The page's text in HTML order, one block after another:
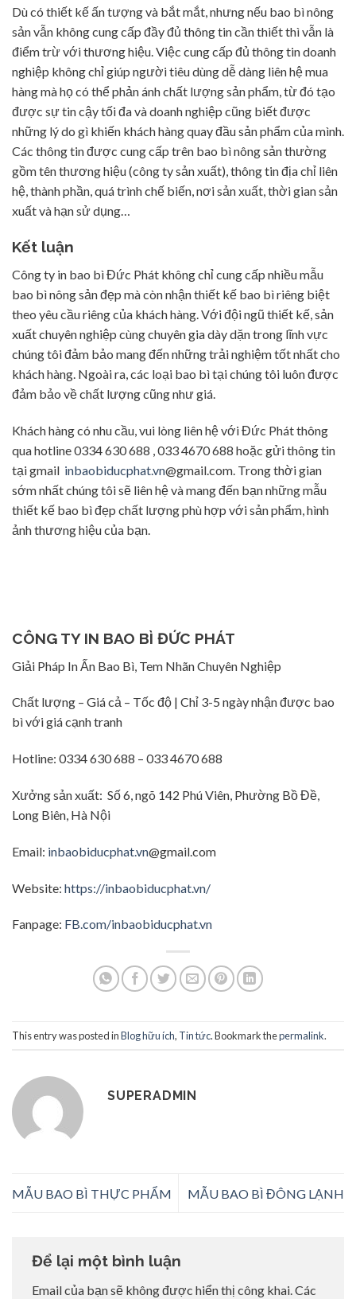
Dù có thiết kế ấn tượng và bắt mắt, nhưng nếu bao bì nông
sản vẫn không cung cấp đầy đủ thông tin cần thiết thì vẫn là
điểm trừ với thương hiệu. Việc cung cấp đủ thông tin doanh
nghiệp không chỉ giúp người tiêu dùng dễ dàng liên hệ mua
hàng mà họ có thể phản ánh chất lượng sản phẩm, từ đó tạo
được sự tin cậy tối đa và doanh nghiệp cũng biết được
những lý do gì khiến khách hàng quay đầu sản phẩm của mình.
Các thông tin được cung cấp trên bao bì nông sản thường
gồm tên thương hiệu (công ty sản xuất), thông tin địa chỉ liên
hệ, thành phần, quá trình chế biến, nơi sản xuất, thời gian sản
xuất và hạn sử dụng…
Kết luận
Công ty in bao bì Đức Phát không chỉ cung cấp nhiều mẫu
bao bì nông sản đẹp mà còn nhận thiết kế bao bì riêng biệt
theo yêu cầu riêng của khách hàng. Với đội ngũ thiết kế, sản
xuất chuyên nghiệp cùng chuyên gia dày dặn trong lĩnh vực
chúng tôi đảm bảo mang đến những trải nghiệm tốt nhất cho
khách hàng. Ngoài ra, các loại bao bì tại chúng tôi luôn được
đảm bảo về chất lượng cũng như giá.
Khách hàng có nhu cầu, vui lòng liên hệ với Đức Phát thông
qua hotline 0334 630 688 , 033 4670 688 hoặc gửi thông tin
tại gmail inbaobiducphat.vn@gmail.com. Trong thời gian
sớm nhất chúng tôi sẽ liên hệ và mang đến bạn những mẫu
thiết kế bao bì đẹp chất lượng phù hợp với sản phẩm, hình
ảnh thương hiệu của bạn.
CÔNG TY IN BAO BÌ ĐỨC PHÁT
Giải Pháp In Ấn Bao Bì, Tem Nhãn Chuyên Nghiệp
Chất lượng – Giá cả – Tốc độ | Chỉ 3-5 ngày nhận được bao
bì với giá cạnh tranh
Hotline: 0334 630 688 – 033 4670 688
Xưởng sản xuất: Số 6, ngõ 142 Phú Viên, Phường Bồ Đề,
Long Biên, Hà Nội
Email: inbaobiducphat.vn@gmail.com
Website: https://inbaobiducphat.vn/
Fanpage: FB.com/inbaobiducphat.vn
This entry was posted inBlog hữu ích, Tin tức. Bookmark thepermalink.
SUPERADMIN
MẪU BAO BÌ THỰC PHẨM MẪU BAO BÌ ĐÔNG LẠNH
Để lại một bình luận
Email của bạn sẽ không được hiển thị công khai.Các